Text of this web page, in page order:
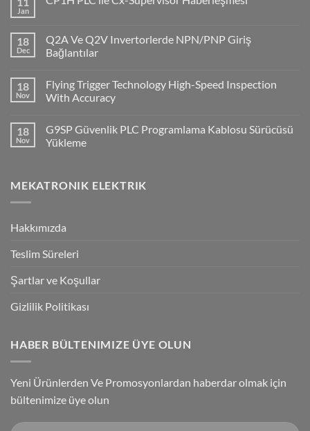
Jan
CP1H
PLC
ile
Haberleşmesi
18
Dec
Q2A Ve Q2V Invertorlerde NPN/PNP Giriş
Bağlantılar
on
Q2A
Ve
NPN/PNP
Giriş
Bağlantılar
18
Nov
Flying Trigger Technology High-Speed Inspection
With Accuracy
on
Flying
Trigger
Inspection
With
18
Nov
G9SP Güvenlik PLC Programlama Kablosu Sürücüsü
Yükleme
G9SP
Güvenlik
Sürücüsü
MEKATRONIK ELEKTRIK
Hakkımızda
Teslim Süreleri
Şartlar ve Koşullar
Gizlilik Politikası
HABER BÜLTENIMIZE ÜYE OLUN
Yeni Ürünlerden Ve Promosyonlardan haberdar olmak için
bültenimize üye olun